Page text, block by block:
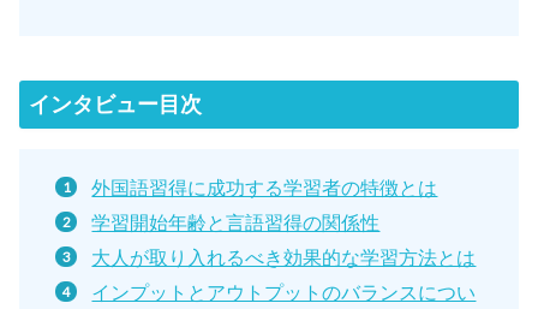
インタビュー目次
外国語習得に成功する学習者の特徴とは
学習開始年齢と言語習得の関係性
大人が取り入れるべき効果的な学習方法とは
インプットとアウトプットのバランスについ